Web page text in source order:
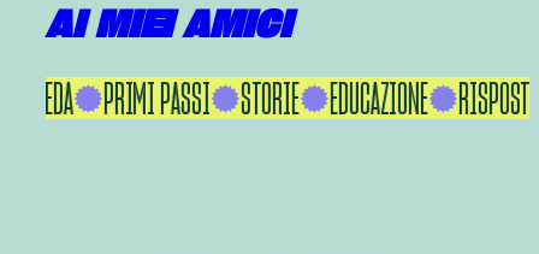
AI MIEI AMICI
IKEDA PRIMI PASSI STORIE EDUCAZIONE